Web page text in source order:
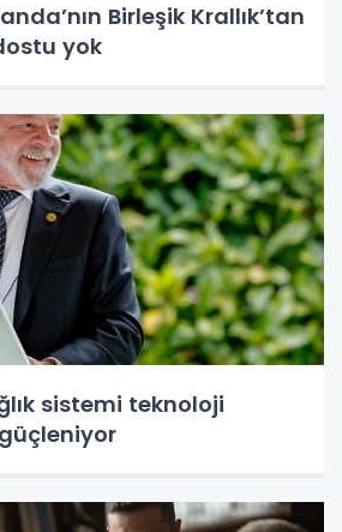
Birleşik Krallık’tan
yok
sistemi teknoloji